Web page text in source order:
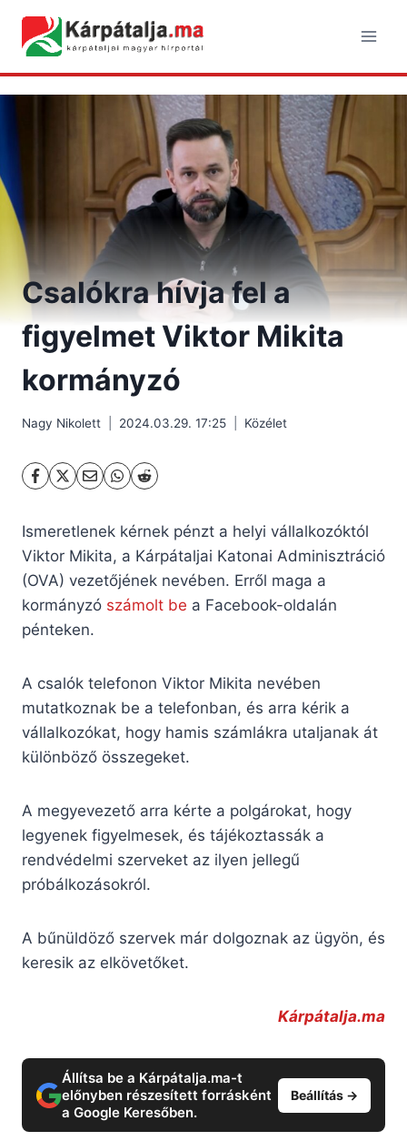
content
Csalókra hívja fel a
figyelmet Viktor Mikita
kormányzó
Nagy Nikolett 2024.03.29. 17:25 Közélet
Ismeretlenek kérnek pénzt a helyi vállalkozóktól
Viktor Mikita, a Kárpátaljai Katonai Adminisztráció
(OVA) vezetőjének nevében. Erről maga a
kormányzó számolt be a Facebook-oldalán
pénteken.
A csalók telefonon Viktor Mikita nevében
mutatkoznak be a telefonban, és arra kérik a
vállalkozókat, hogy hamis számlákra utaljanak át
különböző összegeket.
A megyevezető arra kérte a polgárokat, hogy
legyenek figyelmesek, és tájékoztassák a
rendvédelmi szerveket az ilyen jellegű
próbálkozásokról.
A bűnüldöző szervek már dolgoznak az ügyön, és
keresik az elkövetőket.
Kárpátalja.ma
Állítsa be a Kárpátalja.ma-t
előnyben részesített forrásként
a Google Keresőben.
Beállítás →